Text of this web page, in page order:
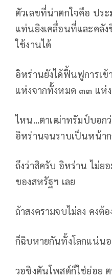
ตัวเลขที่น่าตกใจคือ ปร
แท่นยิงเคลื่อนที่และคลัง
ใช้งานได้
อิหร่านยังได้ฟื้นฟูการเ
แห่งจากทั้งหมด ๓๓ แห่
ไหน...ตาเฒ่าทรัมป์บอก
อิหร่านจนราบเป็นหน้าก
ถึงว่าสิครับ อิหร่าน ไม่ย
ของสหรัฐฯ เลย
ถ้าสงครามจบไม่ลง คงต้
ก็ฉิบหายกันทั้งโลกแน่น
วอชิงตันโพสต์ก็ใช่ย่อย